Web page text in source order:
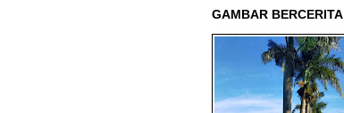
GAMBAR BERCERITA